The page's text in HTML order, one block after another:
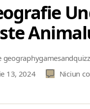
13, 2024 Niciun